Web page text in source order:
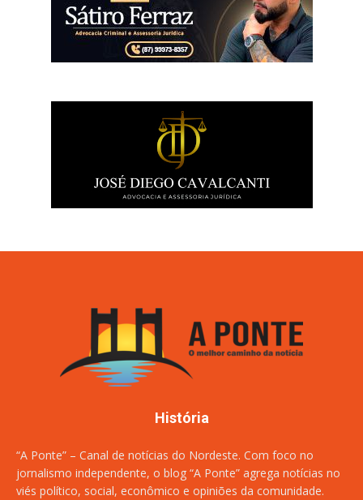
História
“A Ponte” – Canal de notícias do Nordeste. Com foco no
jornalismo independente, o blog “A Ponte” agrega notícias no
viés político, social, econômico e opiniões da comunidade.